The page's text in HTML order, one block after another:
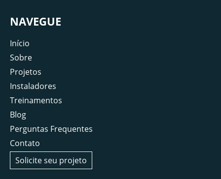
NAVEGUE
Início
Sobre
Projetos
Instaladores
Treinamentos
Blog
Perguntas Frequentes
Contato
Solicite seu projeto